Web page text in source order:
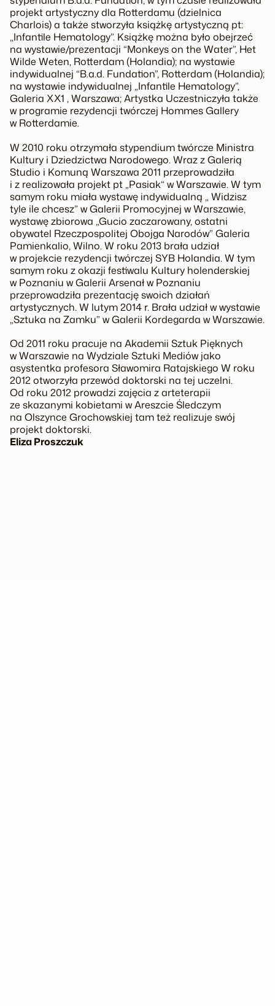
projekt artystyczny dla Rotterdamu (dzielnica
Charlois) a także stworzyła książkę artystyczną pt:
„Infantile Hematology”. Książkę można było obejrzeć
na wystawie/prezentacji “Monkeys on the Water”, Het
Wilde Weten, Rotterdam (Holandia); na wystawie
indywidualnej “B.a.d. Fundation”, Rotterdam (Holandia);
na wystawie indywidualnej „Infantile Hematology”,
Galeria XX1 , Warszawa; Artystka Uczestniczyła także
w programie rezydencji twórczej Hommes Gallery
w Rotterdamie.
W 2010 roku otrzymała stypendium twórcze Ministra
Kultury i Dziedzictwa Narodowego. Wraz z Galerią
Studio i Komuną Warszawa 2011 przeprowadziła
i z realizowała projekt pt „Pasiak“ w Warszawie. W tym
samym roku miała wystawę indywidualną „ Widzisz
tyle ile chcesz” w Galerii Promocyjnej w Warszawie,
wystawę zbiorowa „Gucio zaczarowany, ostatni
obywatel Rzeczpospolitej Obojga Narodów” Galeria
Pamienkalio, Wilno. W roku 2013 brała udział
w projekcie rezydencji twórczej SYB Holandia. W tym
samym roku z okazji festiwalu Kultury holenderskiej
w Poznaniu w Galerii Arsenał w Poznaniu
przeprowadziła prezentację swoich działań
artystycznych. W lutym 2014 r. Brała udział w wystawie
„Sztuka na Zamku” w Galerii Kordegarda w Warszawie.
Od 2011 roku pracuje na Akademii Sztuk Pięknych
w Warszawie na Wydziale Sztuki Mediów jako
asystentka profesora Sławomira Ratajskiego W roku
2012 otworzyła przewód doktorski na tej uczelni.
Od roku 2012 prowadzi zajęcia z arteterapii
ze skazanymi kobietami w Areszcie Śledczym
na Olszynce Grochowskiej tam też realizuje swój
projekt doktorski.
Eliza Proszczuk